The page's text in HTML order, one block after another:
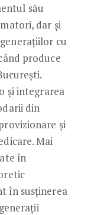
său
dar și
cu
produce
și integrarea
din
și
Mai
în
în susținerea